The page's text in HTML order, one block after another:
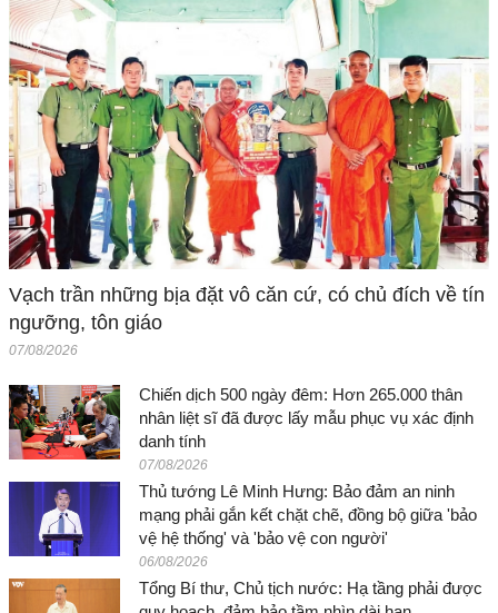
Vạch trần những bịa đặt vô căn cứ, có chủ đích về tín
ngưỡng, tôn giáo
07/08/2026
Chiến dịch 500 ngày đêm: Hơn 265.000 thân
nhân liệt sĩ đã được lấy mẫu phục vụ xác định
danh tính
07/08/2026
Thủ tướng Lê Minh Hưng: Bảo đảm an ninh
mạng phải gắn kết chặt chẽ, đồng bộ giữa 'bảo
vệ hệ thống' và 'bảo vệ con người'
06/08/2026
Tổng Bí thư, Chủ tịch nước: Hạ tầng phải được